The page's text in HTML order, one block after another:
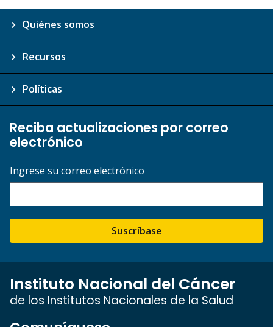
Quiénes somos
Recursos
Políticas
Reciba actualizaciones por correo
electrónico
Ingrese su correo electrónico
Suscríbase
Instituto Nacional del Cáncer
de los Institutos Nacionales de la Salud